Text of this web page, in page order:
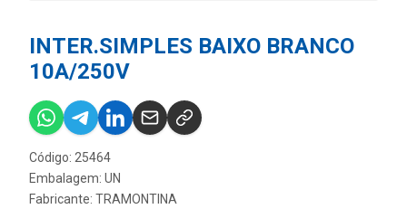
INTER.SIMPLES BAIXO BRANCO
10A/250V
Código: 25464
Embalagem: UN
Fabricante: TRAMONTINA